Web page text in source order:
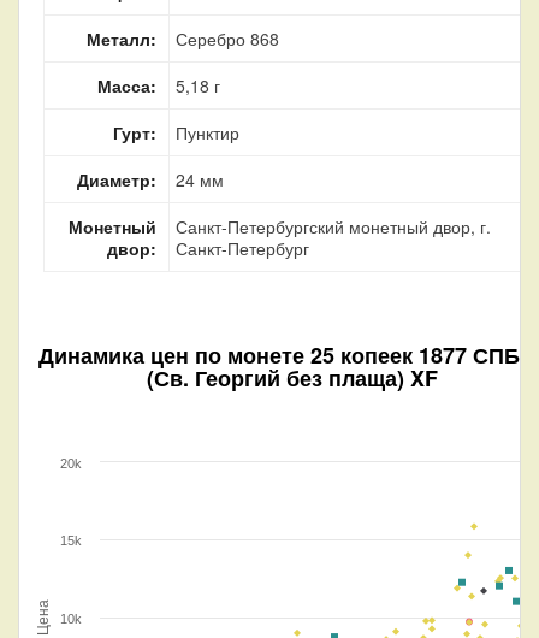
Металл:
Серебро 868
Масса:
5,18 г
Гурт:
Пунктир
Диаметр:
24 мм
Монетный
двор:
Санкт-Петербургский монетный двор, г.
Санкт-Петербург
Динамика цен по монете25 копеек 1877 СПБ
(Св. Георгий без плаща) XF
Цена 10k
15k
20k